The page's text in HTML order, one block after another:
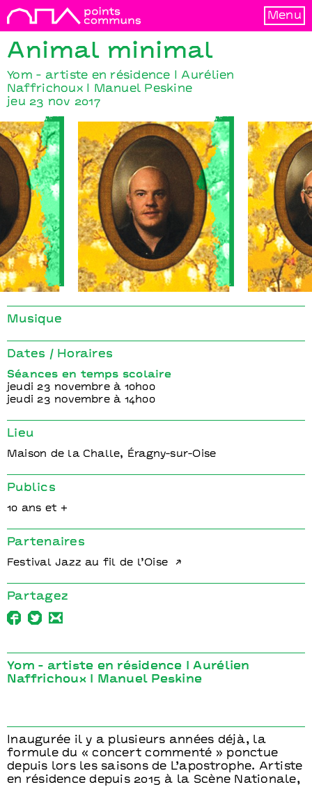
Menu
Animal minimal
Yom - artiste en résidence I Aurélien
Naffrichoux I Manuel Peskine
jeu 23 nov 2017
Animal minimal
Naffrichoux I Manuel
Peskine
Animal
Yom - artiste en résidence I Aurélien
Naffrichoux I Manuel Peskine
Inaugurée il y a plusieurs années déjà, la
formule du « concert commenté » ponctue
depuis lors les saisons de L’apostrophe. Artiste
en résidence depuis 2015 à la Scène Nationale,
Musique
Dates / Horaires
Séances en temps scolaire
jeudi 23 novembre à 10h00
jeudi 23 novembre à 14h00
Lieu
Maison de la Challe, Éragny-sur-Oise
Publics
10 ans et +
Partenaires
Festival Jazz au fil de l’Oise
Partagez